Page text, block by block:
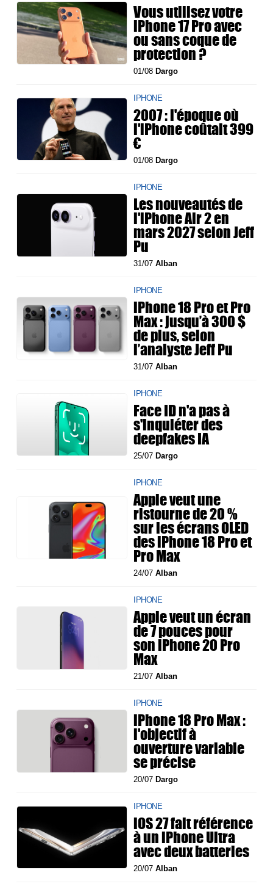
Vous utilisez votre
iPhone 17 Pro avec
ou sans coque de
protection ?
01/08 Dargo
IPHONE
2007 : l'époque où
l'iPhone coûtait 399
€
01/08 Dargo
IPHONE
Les nouveautés de
l'iPhone Air 2 en
mars 2027 selon Jeff
Pu
31/07Alban
IPHONE
iPhone 18 Pro et Pro
Max : jusqu’à 300 $
de plus, selon
l’analyste Jeff Pu
31/07Alban
IPHONE
Face ID n'a pas à
s'inquiéter des
deepfakes IA
25/07 Dargo
IPHONE
Apple veut une
ristourne de 20 %
sur les écrans OLED
des iPhone 18 Pro et
Pro Max
24/07Alban
IPHONE
Apple veut un écran
de 7 pouces pour
son iPhone 20 Pro
Max
21/07Alban
IPHONE
iPhone 18 Pro Max :
l'objectif à
ouverture variable
se précise
20/07 Dargo
IPHONE
iOS 27 fait référence
à un iPhone Ultra
avec deux batteries
20/07Alban